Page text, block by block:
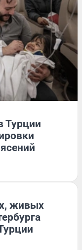
Турции
живых